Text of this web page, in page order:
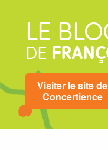
LE
DE
Visiter le site de
Concertience